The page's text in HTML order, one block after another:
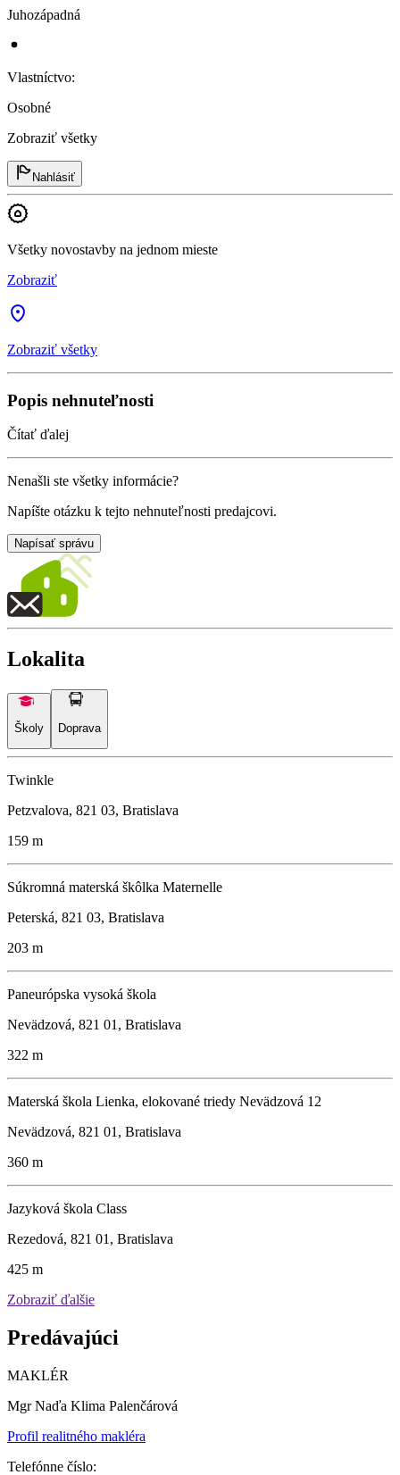
Juhozápadná
Vlastníctvo:
Osobné
Zobraziť všetky
Nahlásiť
Všetky novostavby na jednom mieste
Zobraziť
Zobraziť všetky
Popis nehnuteľnosti
Čítať ďalej
Nenašli ste všetky informácie?
Napíšte otázku k tejto nehnuteľnosti predajcovi.
Napísať správu
Lokalita
Školy Doprava
Twinkle
Petzvalova, 821 03, Bratislava
159 m
Súkromná materská škôlka Maternelle
Peterská, 821 03, Bratislava
203 m
Paneurópska vysoká škola
Nevädzová, 821 01, Bratislava
322 m
Materská škola Lienka, elokované triedy Nevädzová 12
Nevädzová, 821 01, Bratislava
360 m
Jazyková škola Class
Rezedová, 821 01, Bratislava
425 m
Zobraziť ďalšie
Predávajúci
MAKLÉR
Mgr Naďa Klima Palenčárová
Profil realitného makléra
Telefónne číslo: